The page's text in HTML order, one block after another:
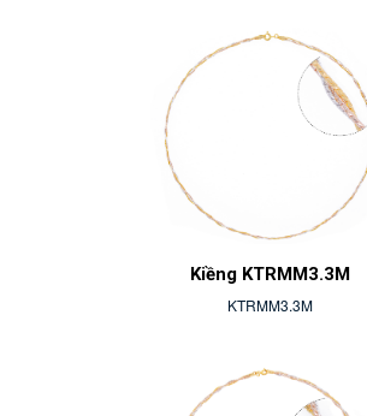
Kiềng KTRMM3.3M
KTRMM3.3M